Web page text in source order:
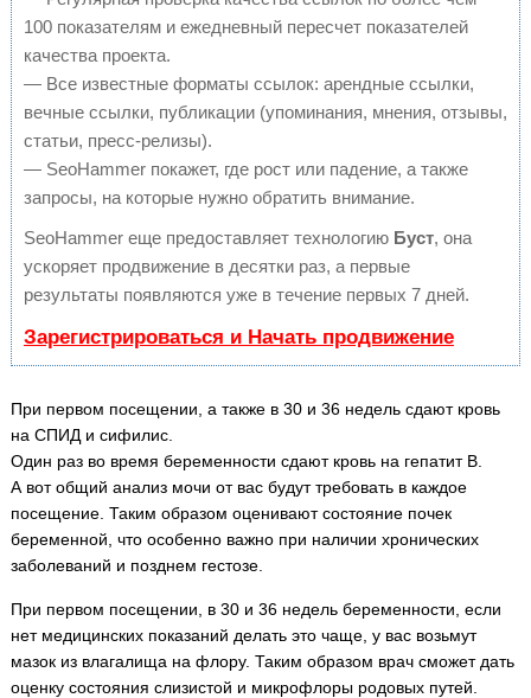
100 показателям и ежедневный пересчет показателей
качества проекта.
— Все известные форматы ссылок: арендные ссылки,
вечные ссылки, публикации (упоминания, мнения, отзывы,
статьи, пресс-релизы).
— SeoHammer покажет, где рост или падение, а также
запросы, на которые нужно обратить внимание.
SeoHammer еще предоставляет технологию Буст, она
ускоряет продвижение в десятки раз, а первые
результаты появляются уже в течение первых 7 дней.
Зарегистрироваться и Начать продвижение
При первом посещении, а также в 30 и 36 недель сдают кровь
на СПИД и сифилис.
Один раз во время беременности сдают кровь на гепатит В.
А вот общий анализ мочи от вас будут требовать в каждое
посещение. Таким образом оценивают состояние почек
беременной, что особенно важно при наличии хронических
заболеваний и позднем гестозе.
При первом посещении, в 30 и 36 недель беременности, если
нет медицинских показаний делать это чаще, у вас возьмут
мазок из влагалища на флору. Таким образом врач сможет дать
оценку состояния слизистой и микрофлоры родовых путей.